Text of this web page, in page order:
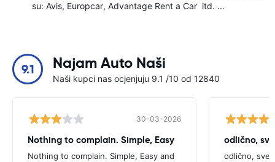
su: Avis Europcar Advantage Rent a Car itd. ...
9.1 Najam Auto Naši
Naši kupci nas ocjenjuju 9.1 /10 od 12840
30-03-2026
Nothing to complain. Simple, Easy
Nothing to complain. Simple, Easy and
odlično,
odlično, sve